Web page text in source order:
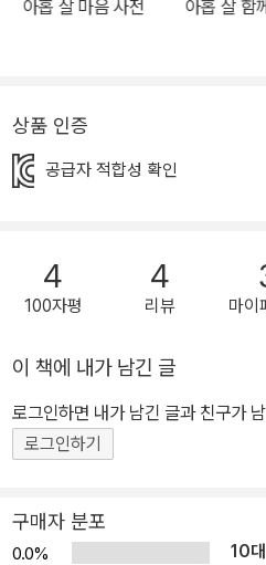
느끼는 일이란 성장과 다름 아니다.
사전처럼 가나다순으로 담아낸 책이
개한다. 어린이 독자들은 정확한 문
뜻을 이해하고, 구체적인 활용법까
전』을 읽고 감각과 관련한 다양한
터 받은 인상이나 느낌을 더 자연스
적으로 새로운 감각을 느낄 수 있을 것이다. “느낌을 더 정
홉 살 느낌 사전』은 어린이들이 실제
체적인 상황과 함께 소개한다. 촉각
장면, 털이 부숭부숭한 고양이를 만
표현인 ‘얼룩덜룩하다’는 갯벌 체험
아홉 살 마음 사전 아홉 살 함
상품 인증
공급자 적합성 확인
4
100자평
4
리뷰 마이
이 책에 내가 남긴 글
로그인하면 내가 남긴 글과 친구가
로그인하기
구매자 분포
0.0% 10대